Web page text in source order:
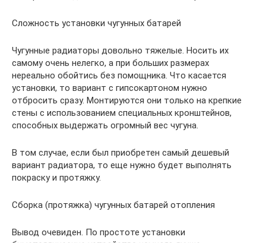
Сложность установки чугунных батарей
Чугунные радиаторы довольно тяжелые. Носить их
самому очень нелегко, а при больших размерах
нереально обойтись без помощника. Что касается
установки, то вариант с гипсокартоном нужно
отбросить сразу. Монтируются они только на крепкие
стены с использованием специальных кронштейнов,
способных выдержать огромный вес чугуна.
В том случае, если был приобретен самый дешевый
вариант радиатора, то еще нужно будет выполнять
покраску и протяжку.
Сборка (протяжка) чугунных батарей отопления
Вывод очевиден. По простоте установки